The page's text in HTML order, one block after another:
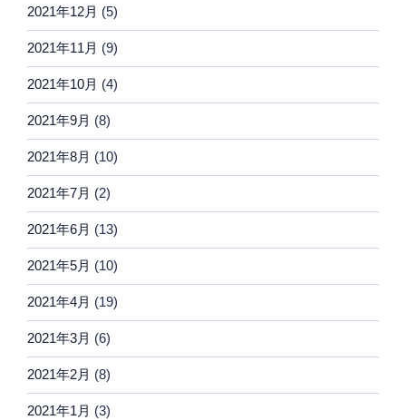
2021年12月 (5)
2021年11月 (9)
2021年10月 (4)
2021年9月 (8)
2021年8月 (10)
2021年7月 (2)
2021年6月 (13)
2021年5月 (10)
2021年4月 (19)
2021年3月 (6)
2021年2月 (8)
2021年1月 (3)